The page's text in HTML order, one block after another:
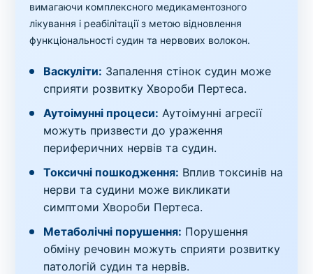
вимагаючи комплексного медикаментозного
лікування і реабілітації з метою відновлення
функціональності судин та нервових волокон.
Васкуліти: Запалення стінок судин може
сприяти розвитку Хвороби Пертеса.
Аутоімунні процеси: Аутоімунні агресії
можуть призвести до ураження
периферичних нервів та судин.
Токсичні пошкодження: Вплив токсинів на
нерви та судини може викликати
симптоми Хвороби Пертеса.
Метаболічні порушення: Порушення
обміну речовин можуть сприяти розвитку
патологій судин та нервів.